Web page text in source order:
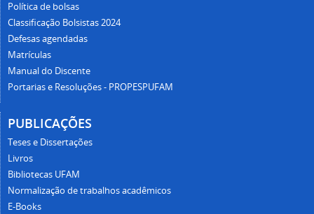
Política de bolsas
Classificação Bolsistas 2024
Defesas agendadas
Matrículas
Manual do Discente
Portarias e Resoluções - PROPESPUFAM
PUBLICAÇÕES
Teses e Dissertações
Livros
Bibliotecas UFAM
Normalização de trabalhos acadêmicos
E-Books